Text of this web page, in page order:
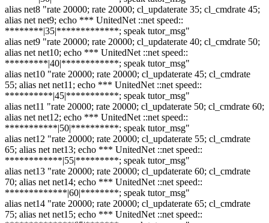
alias net8 "rate 20000; rate 20000; cl_updaterate 35; cl_cmdrate 45;
alias net net9; echo *** UnitedNet ::net speed::
********|35|*************; speak tutor_msg"
alias net9 "rate 20000; rate 20000; cl_updaterate 40; cl_cmdrate 50;
alias net net10; echo *** UnitedNet ::net speed::
*********|40|************; speak tutor_msg"
alias net10 "rate 20000; rate 20000; cl_updaterate 45; cl_cmdrate
55; alias net net11; echo *** UnitedNet ::net speed::
**********|45|***********; speak tutor_msg"
alias net11 "rate 20000; rate 20000; cl_updaterate 50; cl_cmdrate 60;
alias net net12; echo *** UnitedNet ::net speed::
***********|50|**********; speak tutor_msg"
alias net12 "rate 20000; rate 20000; cl_updaterate 55; cl_cmdrate
65; alias net net13; echo *** UnitedNet ::net speed::
************|55|*********; speak tutor_msg"
alias net13 "rate 20000; rate 20000; cl_updaterate 60; cl_cmdrate
70; alias net net14; echo *** UnitedNet ::net speed::
*************|60|********; speak tutor_msg"
alias net14 "rate 20000; rate 20000; cl_updaterate 65; cl_cmdrate
75; alias net net15; echo *** UnitedNet ::net speed::